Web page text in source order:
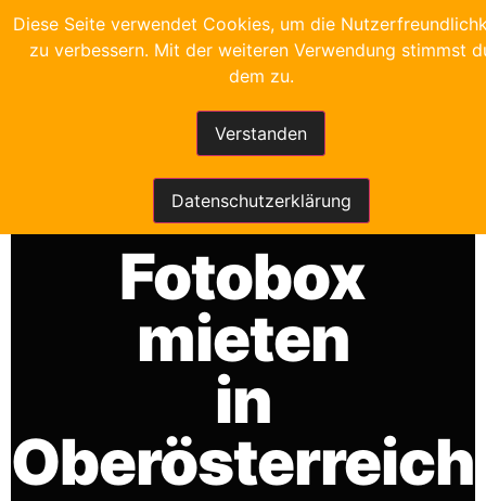
FRANKYS FOTOBOX
Fotobox
mieten
in
Oberösterreich
Diese Seite verwendet Cookies, um die
zu verbessern. Mit der weiteren Verwendung stimmst
dem zu.
Verstanden
Datenschutzerklärung